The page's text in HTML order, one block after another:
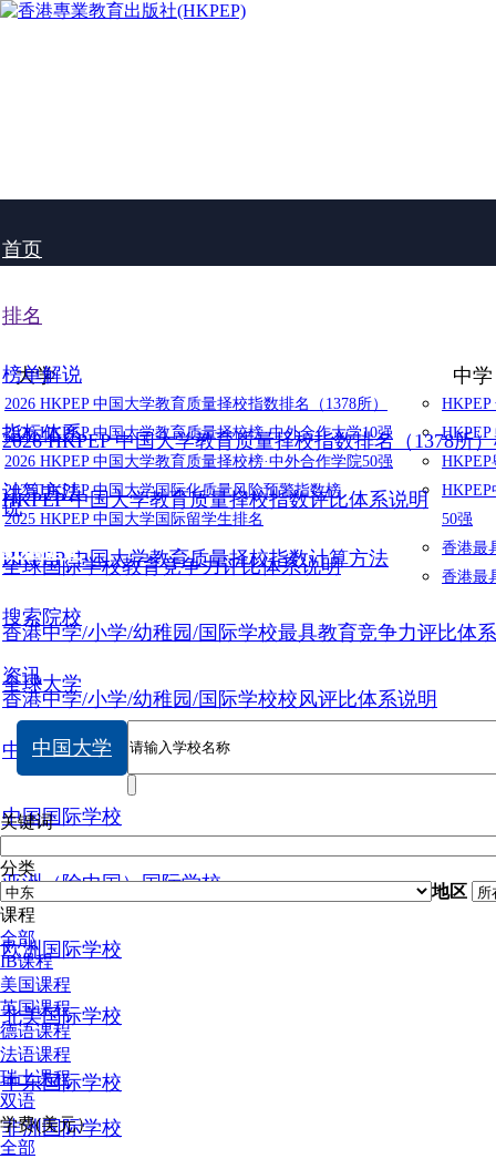
首页
排名
大学
2026 HKPEP 中国大学教育质量择校指数排名（1378所）
2026 HKPEP 中国大学教育质量择校榜·中外合作大学10强
2026 HKPEP 中国大学教育质量择校榜·中外合作学院50强
2025 HKPEP 中国大学国际化质量风险预警指数榜
2025 HKPEP 中国大学国际留学生排名
中学
50强
香港最
香港最
榜单解说
2026 HKPEP 中国大学教育质量择校指数排名（1378所
说
指标体系
HKPEP 中国大学教育质量择校指数评比体系说明
全球国际学校教育竞争力评比体系说明
香港中学/小学/幼稚园/国际学校最具教育竞争力评比体
香港中学/小学/幼稚园/国际学校校风评比体系说明
计算方法
HKPEP 中国大学教育质量择校指数计算方法
数据提交
搜索院校
全球大学
中国大学
中国国际学校
亚洲（除中国）国际学校
欧洲国际学校
北美国际学校
中东国际学校
非洲国际学校
资讯
中国大学
关键词
分类
地区
课程
全部
IB课程
美国课程
英国课程
德语课程
法语课程
瑞士课程
双语
学费(美元）
全部